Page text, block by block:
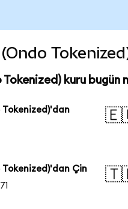
Tokenized) kuru bugün
Tokenized)'dan
Tokenized)'dan Çin